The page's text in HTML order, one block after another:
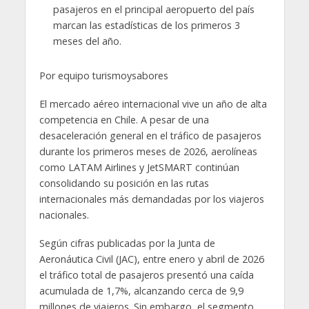
pasajeros en el principal aeropuerto del país
marcan las estadísticas de los primeros 3
meses del año.
Por equipo turismoysabores
El mercado aéreo internacional vive un año de alta
competencia en Chile. A pesar de una
desaceleración general en el tráfico de pasajeros
durante los primeros meses de 2026, aerolíneas
como LATAM Airlines y JetSMART continúan
consolidando su posición en las rutas
internacionales más demandadas por los viajeros
nacionales.
Según cifras publicadas por la Junta de
Aeronáutica Civil (JAC), entre enero y abril de 2026
el tráfico total de pasajeros presentó una caída
acumulada de 1,7%, alcanzando cerca de 9,9
millones de viajeros. Sin embargo, el segmento